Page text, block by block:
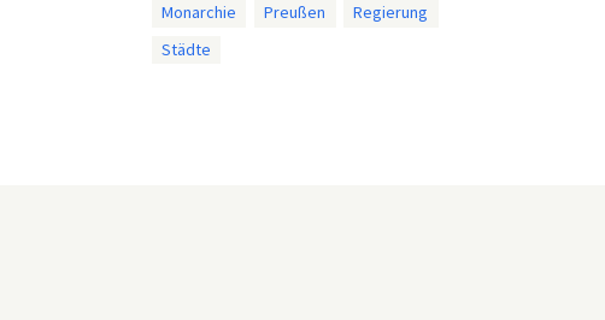
Monarchie
Preußen
Regierung
Städte